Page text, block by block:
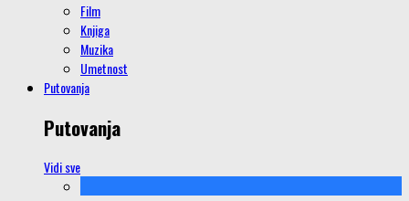
Film
Knjiga
Muzika
Umetnost
Putovanja
Putovanja
Vidi sve